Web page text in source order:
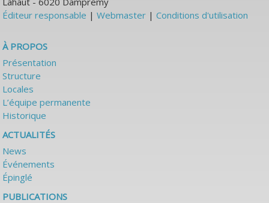
Éditeur responsable |Webmaster |Conditions d'utilisation
À PROPOS
Présentation
Structure
Locales
L’équipe permanente
Historique
ACTUALITÉS
News
Événements
Épinglé
PUBLICATIONS